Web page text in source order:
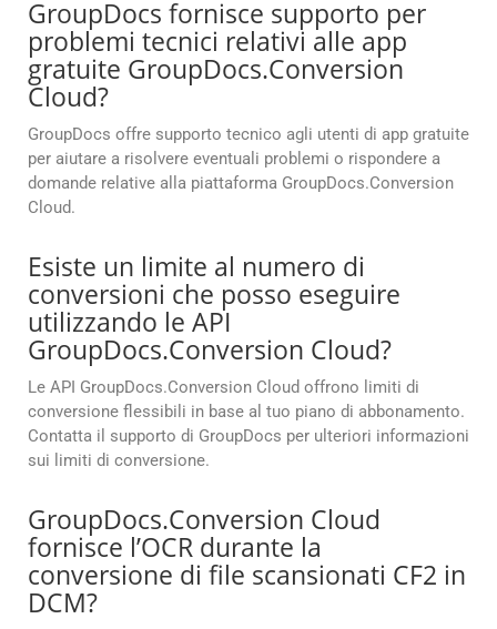
GroupDocs fornisce supporto per
problemi tecnici relativi alle app
gratuite GroupDocs.Conversion
Cloud?
GroupDocs offre supporto tecnico agli utenti di app gratuite
per aiutare a risolvere eventuali problemi o rispondere a
domande relative alla piattaforma GroupDocs.Conversion
Cloud.
Esiste un limite al numero di
conversioni che posso eseguire
utilizzando le API
GroupDocs.Conversion Cloud?
Le API GroupDocs.Conversion Cloud offrono limiti di
conversione flessibili in base al tuo piano di abbonamento.
Contatta il supporto di GroupDocs per ulteriori informazioni
sui limiti di conversione.
GroupDocs.Conversion Cloud
fornisce l’OCR durante la
conversione di file scansionati CF2 in
DCM?